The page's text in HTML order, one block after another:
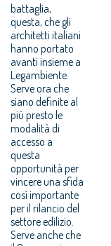
battaglia,
questa, che gli
architetti italiani
hanno portato
avanti insieme a
Legambiente.
Serve ora che
siano definite al
più presto le
modalità di
accesso a
questa
opportunità per
vincere una sfida
così importante
per il rilancio del
settore edilizio.
Serve anche che